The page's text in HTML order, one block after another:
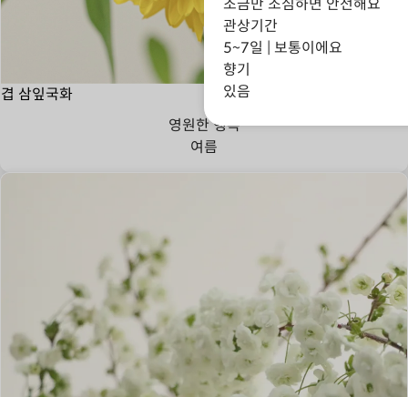
겹 삼잎국화
영원한 행복
여름
그대를
조금만 조심하면 안전해요
관상기간
5~7일 | 보통이에요
향기
있음